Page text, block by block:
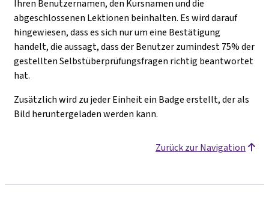
Ihren Benutzernamen, den Kursnamen und die
abgeschlossenen Lektionen beinhalten. Es wird darauf
hingewiesen, dass es sich nur um eine Bestätigung
handelt, die aussagt, dass der Benutzer zumindest 75% der
gestellten Selbstüberprüfungsfragen richtig beantwortet
hat.
Zusätzlich wird zu jeder Einheit ein Badge erstellt, der als
Bild heruntergeladen werden kann.
Zurück zur Navigation